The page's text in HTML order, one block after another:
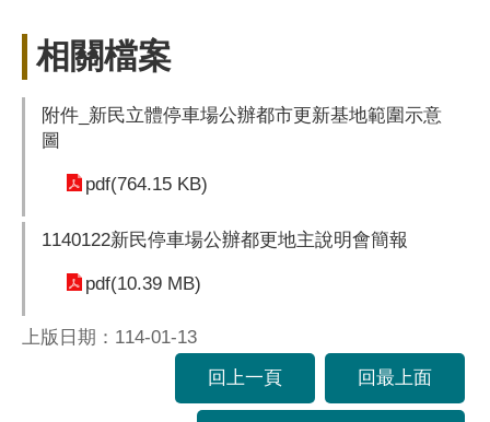
相關檔案
附件_新民立體停車場公辦都市更新基地範圍示意
圖
pdf(764.15 KB)
1140122新民停車場公辦都更地主說明會簡報
pdf(10.39 MB)
上版日期：114-01-13
回上一頁
回最上面